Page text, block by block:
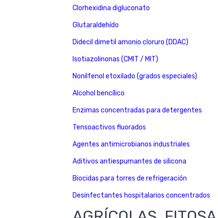
Clorhexidina digluconato
Glutaraldehído
Didecil dimetil amonio cloruro (DDAC)
Isotiazolinonas (CMIT / MIT)
Nonilfenol etoxilado (grados especiales)
Alcohol bencílico
Enzimas concentradas para detergentes
Tensoactivos fluorados
Agentes antimicrobianos industriales
Aditivos antiespumantes de silicona
Biocidas para torres de refrigeración
Desinfectantes hospitalarios concentrados